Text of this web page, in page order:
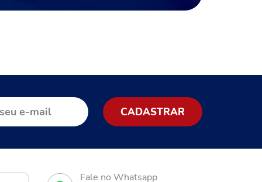
Fale no Whatsapp